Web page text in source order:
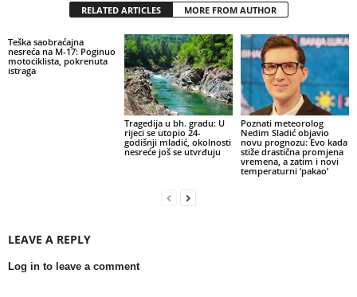
RELATED ARTICLES MORE FROM AUTHOR
Teška saobraćajna
nesreća na M-17: Poginuo
motociklista, pokrenuta
istraga
Tragedija u bh. gradu: U
rijeci se utopio 24-
godišnji mladić, okolnosti
nesreće još se utvrđuju
Poznati meteorolog
Nedim Sladić objavio
novu prognozu: Evo kada
stiže drastična promjena
vremena, a zatim i novi
temperaturni ‘pakao’
LEAVE A REPLY
Log in to leave a comment